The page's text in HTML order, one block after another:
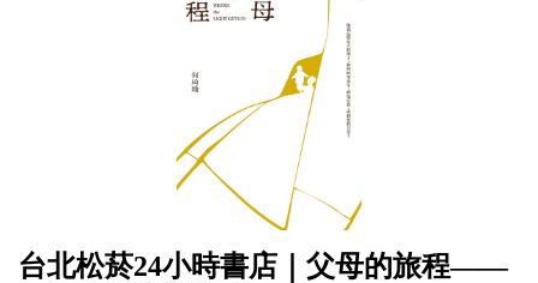
台北松菸24小時書店｜父母的旅程——